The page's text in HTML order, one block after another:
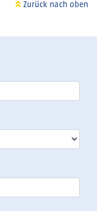
Zurück nach oben